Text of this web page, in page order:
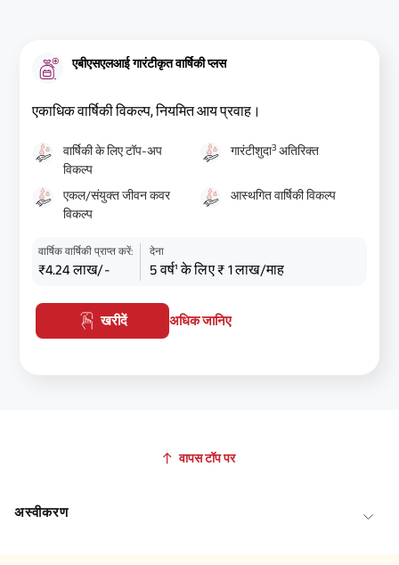
एबीएसएलआई गारंटीकृत वार्षिकी प्लस
एकाधिक वार्षिकी विकल्प, नियमित आय प्रवाह।
वार्षिकी के लिए टॉप-अप
विकल्प
गारंटीशुदा3अतिरिक्त
एकल/संयुक्त जीवन कवर
विकल्प
आस्थगित वार्षिकी विकल्प
वार्षिक वार्षिकी प्राप्त करें:
₹4.24 लाख/-
देना
5 वर्ष¹ के लिए ₹ 1 लाख/माह
खरीदें अधिक जानिए
वापस टॉप पर
अस्वीकरण